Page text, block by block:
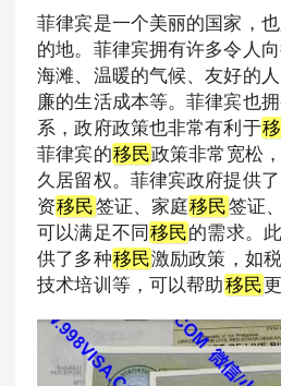
菲律宾是一个美丽的国家，
的地。菲律宾拥有许多令人
海滩、温暖的气候、友好的
廉的生活成本等。菲律宾也
系，政府政策也非常有利于
菲律宾的移民政策非常宽松
久居留权。菲律宾政府提供
资移民签证、家庭移民签证
可以满足不同 移民的需求。
供了多种移民激励政策，如
技术培训等，可以帮助移民